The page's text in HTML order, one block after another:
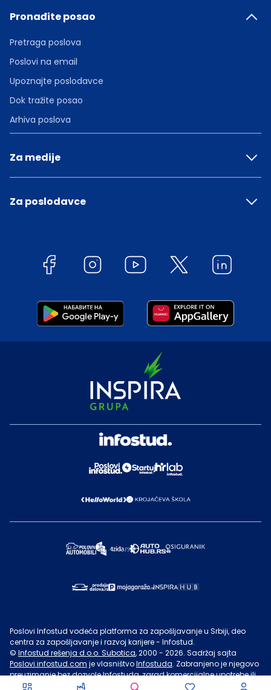
Pronađite posao
Pretraga poslova
Poslovi na email
Upoznajte poslodavce
Dok tražite posao
Arhiva poslova
Za medije
Za poslodavce
Poslovi Infostud vodeća platforma za zapošljavanje u Srbiji, deo
centra za zapošljavanje i razvoj karijere - Infostud.
© Infostud rešenja d.o.o. Subotica, 2000 - 2026. Sadržaj sajta
Poslovi.infostud.com je vlasništvoInfostuda. Zabranjeno je njegovo
preuzimanje bez dozvoleInfostuda, zarad komercijalne upotrebe ili
u druge svrhe, osim za lične potrebe posetilaca sajta.